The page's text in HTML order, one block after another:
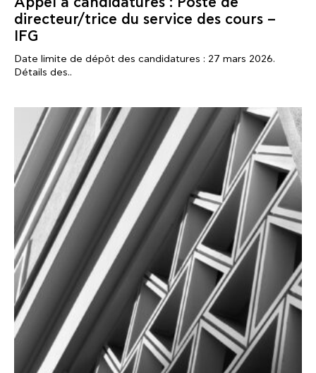
directeur/trice du service des cours –
IFG
Date limite de dépôt des candidatures : 27 mars 2026.
Détails des..